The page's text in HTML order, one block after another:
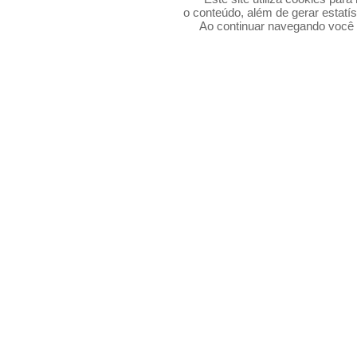
o conteúdo, além de gerar
Ao continuar navegando